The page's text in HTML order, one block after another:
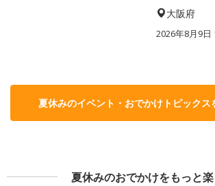
大阪府
2026年8月9日
夏休みのイベント・おでかけトピックス
夏休みのおでかけをもっと